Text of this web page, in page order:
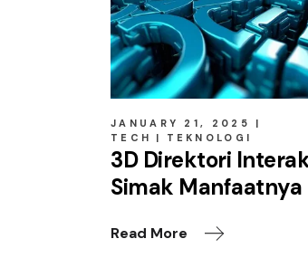
JANUARY 21, 2025
TECH
TEKNOLOGI
3D Direktori
Simak Manfaatnya
Read More